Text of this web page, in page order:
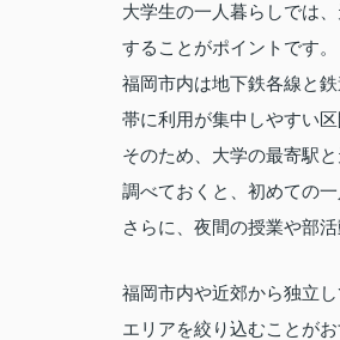
大学生の一人暮らしでは
することがポイントです。
福岡市内は地下鉄各線と
帯に利用が集中しやすい区
そのため、大学の最寄駅
調べておくと、初めての
さらに、夜間の授業や部
福岡市内や近郊から独立
エリアを絞り込むことがお